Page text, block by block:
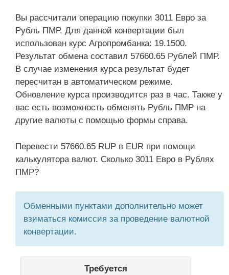
Вы рассчитали операцию покупки 3011 Евро за
Рубль ПМР. Для данной конвертации был
использован курс Агропромбанка: 19.1500.
Результат обмена составил 57660.65 Рублей ПМР.
В случае изменения курса результат будет
пересчитан в автоматическом режиме.
Обновление курса производится раз в час. Также у
вас есть возможность обменять Рубль ПМР на
другие валюты с помощью формы справа.
Перевести 57660.65 RUP в EUR при помощи
калькулятора валют. Сколько 3011 Евро в Рублях
ПМР?
Обменными пунктами дополнительно может
взиматься комиссия за проведение валютной
конвертации.
Требуется